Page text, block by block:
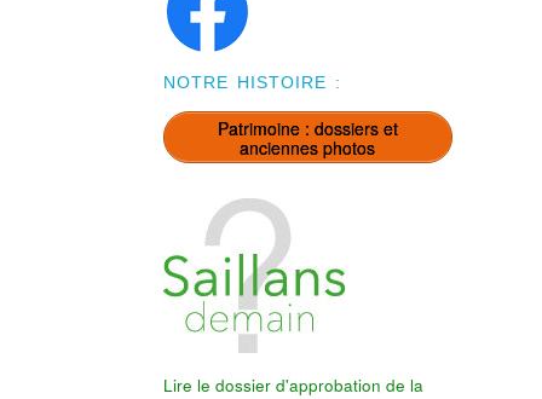
NOTRE HISTOIRE :
Patrimoine : dossiers et
anciennes photos
Lire le dossier d'approbation de la